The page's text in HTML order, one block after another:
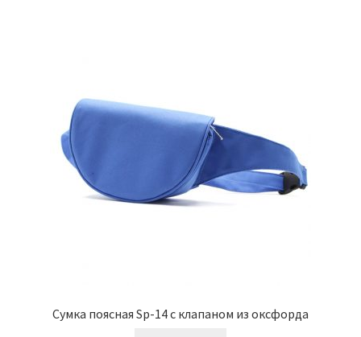
Сумка поясная Sp-14 с клапаном из оксфорда